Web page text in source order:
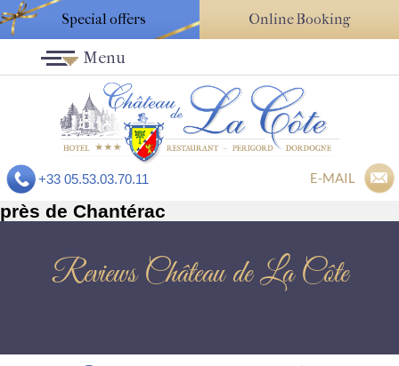
Special offers Online Booking
+33 05.53.03.70.11 E-MAIL
Menu
près de Chantérac
Reviews Château de La Côte